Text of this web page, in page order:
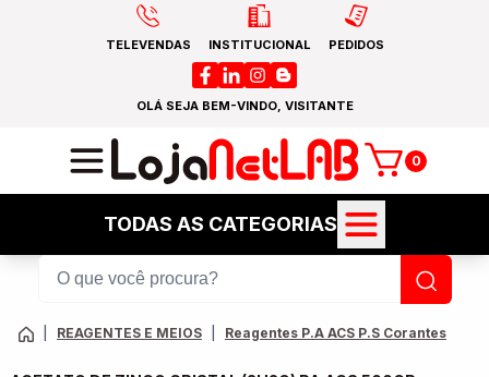
TELEVENDAS INSTITUCIONAL PEDIDOS
OLÁ SEJA BEM-VINDO, VISITANTE
0
TODAS AS CATEGORIAS
REAGENTES E MEIOS Reagentes P.A ACS P.S Corantes